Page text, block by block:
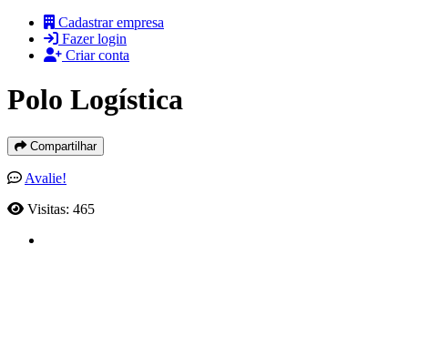
Cadastrar empresa
Fazer login
Criar conta
Polo Logística
Compartilhar
Avalie!
Visitas: 465